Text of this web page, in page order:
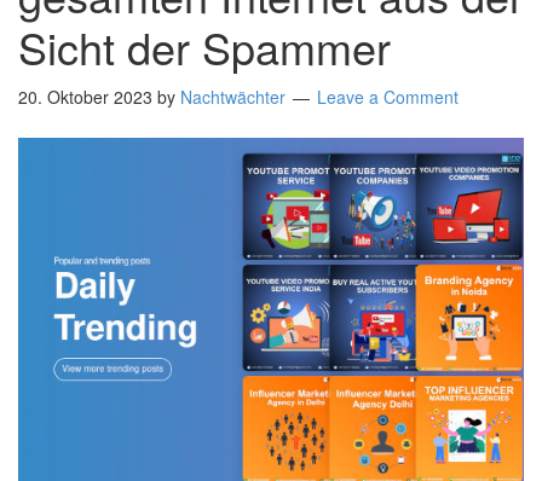
Sicht der Spammer
20. Oktober 2023 by Nachtwächter Leave a Comment